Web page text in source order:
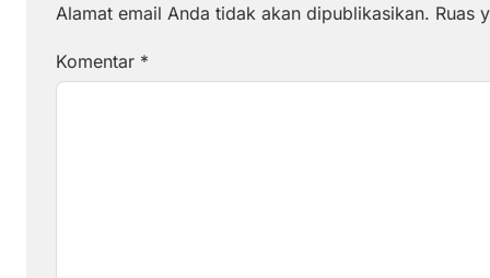
Alamat email Anda tidak akan dipublikasikan. Ruas
Komentar *